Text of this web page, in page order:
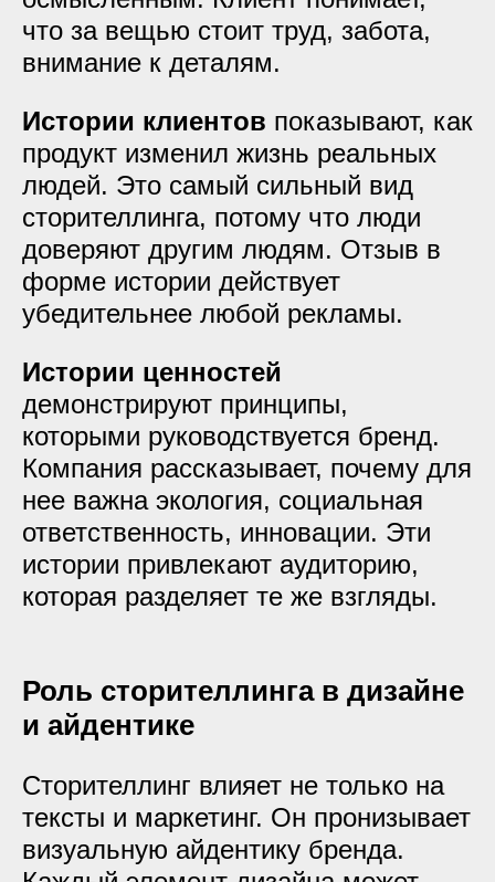
что за вещью стоит труд, забота,
внимание к деталям.
Истории клиентов показывают, как
продукт изменил жизнь реальных
людей. Это самый сильный вид
сторителлинга, потому что люди
доверяют другим людям. Отзыв в
форме истории действует
убедительнее любой рекламы.
Истории ценностей
демонстрируют принципы,
которыми руководствуется бренд.
Компания рассказывает, почему для
нее важна экология, социальная
ответственность, инновации. Эти
истории привлекают аудиторию,
которая разделяет те же взгляды.
Роль сторителлинга в дизайне
и айдентике
Сторителлинг влияет не только на
тексты и маркетинг. Он пронизывает
визуальную айдентику бренда.